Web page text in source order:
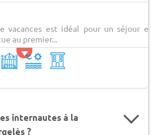
vacances est idéal pour un séjour
au premier...
internautes à la
?